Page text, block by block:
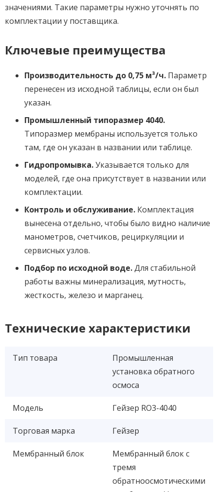
значениями. Такие параметры нужно уточнять по
комплектации у поставщика.
Ключевые преимущества
Производительность до 0,75 м³/ч. Параметр
перенесен из исходной таблицы, если он был
указан.
Промышленный типоразмер 4040.
Типоразмер мембраны используется только
там, где он указан в названии или таблице.
Гидропромывка.Указывается только для
моделей, где она присутствует в названии или
комплектации.
Контроль и обслуживание. Комплектация
вынесена отдельно, чтобы было видно наличие
манометров, счетчиков, рециркуляции и
сервисных узлов.
Подбор по исходной воде.Для стабильной
работы важны минерализация, мутность,
жесткость, железо и марганец.
Технические характеристики
Тип товара
Промышленная
установка обратного
осмоса
Модель Гейзер RO3-4040
Торговая марка Гейзер
Мембранный блок
Мембранный блок с
тремя
обратноосмотическими